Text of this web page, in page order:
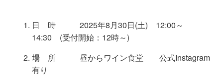
日 時 2025年8月30日(土) 12:00～
14:30 (受付開始：12時～)
場 所 昼からワイン食堂 公式Instagram
有り